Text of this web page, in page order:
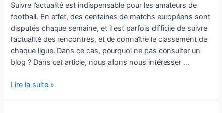
Suivre l’actualité est indispensable pour les amateurs de
football. En effet, des centaines de matchs européens sont
disputés chaque semaine, et il est parfois difficile de suivre
l’actualité des rencontres, et de connaître le classement de
chaque ligue. Dans ce cas, pourquoi ne pas consulter un
blog ? Dans cet article, nous allons nous intéresser …
Blog
Lire la suite »